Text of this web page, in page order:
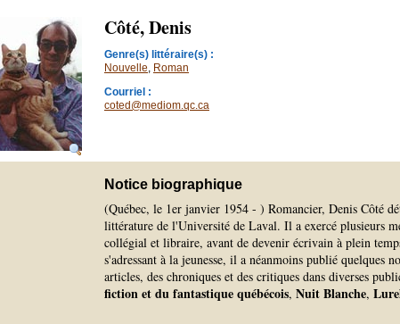
Côté, Denis
Genre(s) littéraire(s) :
Nouvelle, Roman
Courriel :
coted@mediom.qc.ca
Notice biographique
(Québec, le 1er janvier 1954 - ) Romancier, Denis Côté
littérature de l'Université de Laval. Il a exercé plusieurs
collégial et libraire, avant de devenir écrivain à plein
s'adressant à la jeunesse, il a néanmoins publié quelques
articles, des chroniques et des critiques dans diverses
fiction et du fantastique québécois, Nuit Blanche,